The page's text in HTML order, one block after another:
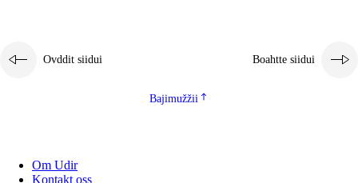
Ovddit siidui Boahtte siidui
Bajimužžii
Om Udir
Kontakt oss